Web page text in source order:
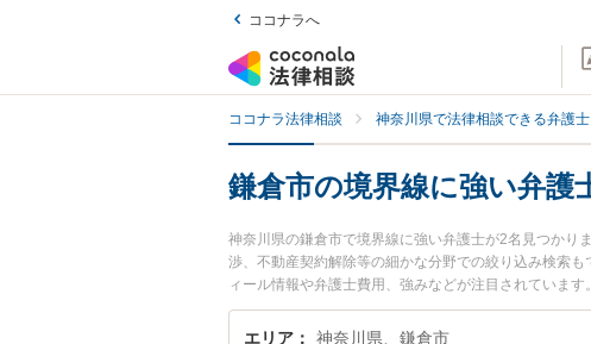
ココナラへ
ココナラ法律相談 神奈川県で法律相談できる弁護士
鎌倉市の境界線に強い弁護
神奈川県の鎌倉市で境界線に強い弁護士が2名見つかり
渉、不動産契約解除等の細かな分野での絞り込み検索
ィール情報や弁護士費用、強みなどが注目されていま
な近くの弁護士を検索したい』『初回相談無料で境界
エリア 神奈川県、鎌倉市